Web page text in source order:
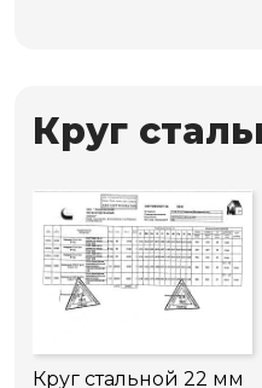
Круг
Круг стальной 22 мм